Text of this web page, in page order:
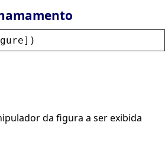
])
da figura a ser exibida